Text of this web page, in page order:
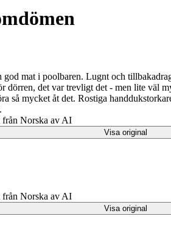
god mat i poolbaren. Lugnt och
dörren, det var trevligt det - men lite väl
så mycket åt det. Rostiga
från Norska av AI
Visa original
från Norska av AI
Visa original